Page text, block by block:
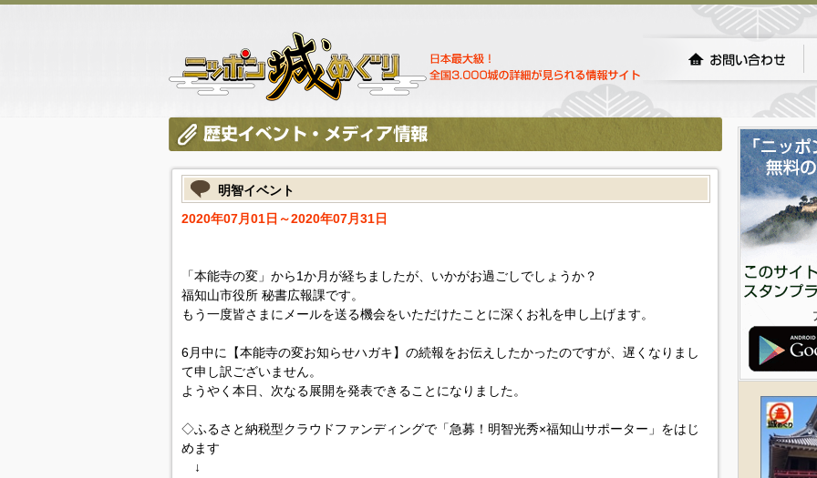
明智イベント
2020年07月01日～2020年07月31日
「本能寺の変」から1か月が経ちましたが、いかがお過ごしでしょうか？
福知山市役所 秘書広報課です。
もう一度皆さまにメールを送る機会をいただけたことに深くお礼を申し上げます。
6月中に【本能寺の変お知らせハガキ】の続報をお伝えしたかったのですが、遅くなりまし
て申し訳ございません。
ようやく本日、次なる展開を発表できることになりました。
◇ふるさと納税型クラウドファンディングで「急募！明智光秀×福知山サポーター」をはじ
めます
↓